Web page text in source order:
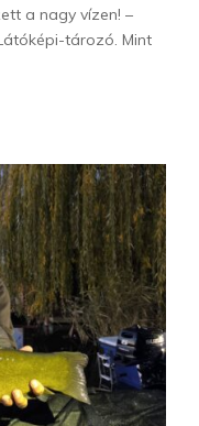
a nagy vízen! –
tározó. Mint